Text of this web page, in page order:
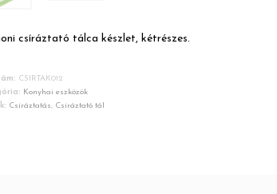
csíráztató tálca készlet, kétrészes.
CSIRTAK012
Konyhai eszközök
Csíráztatás, Csíráztató tál